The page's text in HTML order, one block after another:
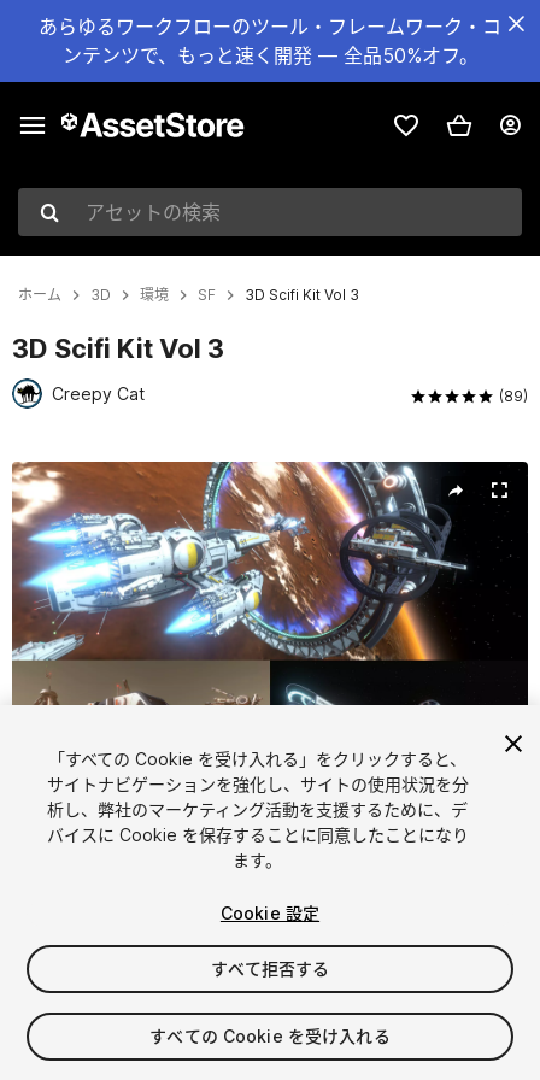
あらゆるワークフローのツール・フレームワーク・コ
ンテンツで、もっと速く開発 — 全品50%オフ。
アセットの検索
ホーム 3D 環境 SF 3D Scifi Kit Vol 3
3D Scifi Kit Vol 3
Creepy Cat (89)
現在のスライド：1 / 43
1/ 43
$65
消費税は決済時に計算されます
「すべての Cookie を受け入れる」をクリックすると、
サイトナビゲーションを強化し、サイトの使用状況を分
析し、弊社のマーケティング活動を支援するために、デ
バイスに Cookie を保存することに同意したことになり
ます。
Cookie 設定
すべて拒否する
すべての Cookie を受け入れる